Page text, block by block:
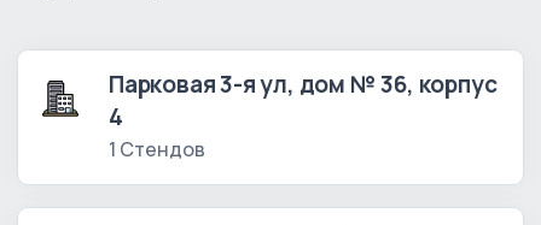
Парковая 3-я ул, дом № 36, корпус
4
1 Стендов